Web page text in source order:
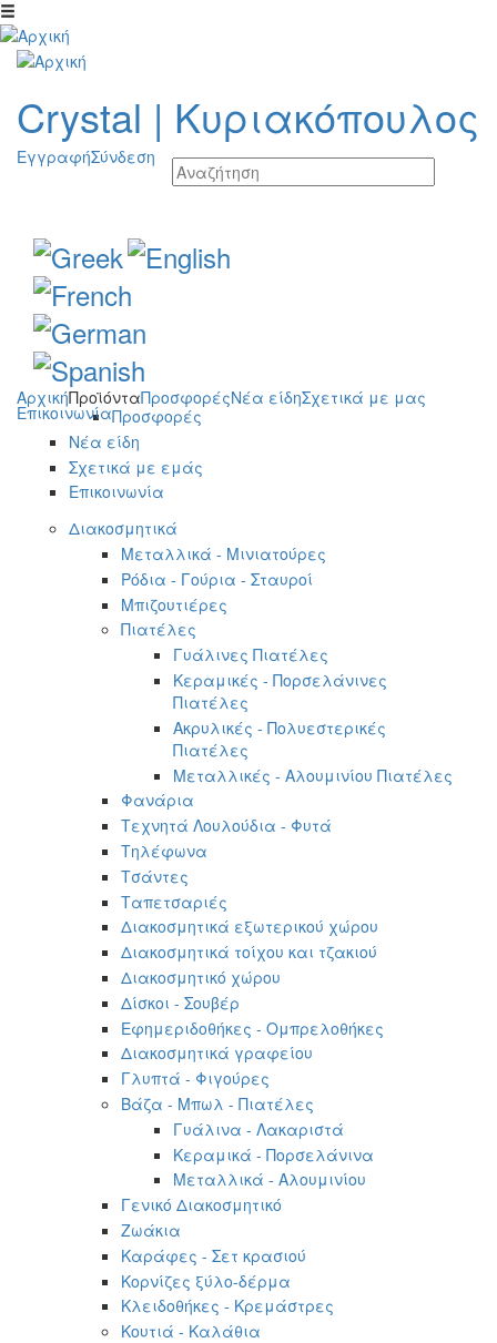
Παράκαμψη προς το κυρίως περιεχόμενο
Crystal | Κυριακόπουλος
ΕγγραφήΣύνδεση
ΑρχικήΠροϊόνταΠροσφορέςΝέα είδηΣχετικά με μας
ΕπικοινωνίαΠροσφορές
Νέα είδη
Σχετικά με εμάς
Επικοινωνία
Διακοσμητικά
Μεταλλικά - Μινιατούρες
Ρόδια - Γούρια - Σταυροί
Μπιζουτιέρες
Πιατέλες
Γυάλινες Πιατέλες
Κεραμικές - Πορσελάνινες
Πιατέλες
Ακρυλικές - Πολυεστερικές
Πιατέλες
Μεταλλικές - Αλουμινίου Πιατέλες
Φανάρια
Τεχνητά Λουλούδια - Φυτά
Τηλέφωνα
Τσάντες
Ταπετσαριές
Διακοσμητικά εξωτερικού χώρου
Διακοσμητικά τοίχου και τζακιού
Διακοσμητικό χώρου
Δίσκοι - Σουβέρ
Εφημεριδοθήκες - Ομπρελοθήκες
Διακοσμητικά γραφείου
Γλυπτά - Φιγούρες
Βάζα - Μπωλ - Πιατέλες
Γυάλινα - Λακαριστά
Κεραμικά - Πορσελάνινα
Μεταλλικά - Αλουμινίου
Γενικό Διακοσμητικό
Ζωάκια
Καράφες - Σετ κρασιού
Κορνίζες ξύλο-δέρμα
Κλειδοθήκες - Κρεμάστρες
Κουτιά - Καλάθια